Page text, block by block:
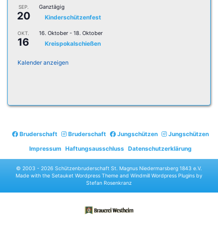
SEP.
20
Ganztägig
Kinderschützenfest
OKT.
16
16. Oktober - 18. Oktober
Kreispokalschießen
Kalender anzeigen
Bruderschaft Bruderschaft Jungschützen
Jungschützen
Impressum Haftungsausschluss Datenschutzerklärung
© 2003 - 2026 Schützenbruderschaft St. Magnus Niedermarsberg 1843 e.V.
Made with the Setauket Wordpress Theme and Windmill Wordpress Plugins by
Stefan Rosenkranz